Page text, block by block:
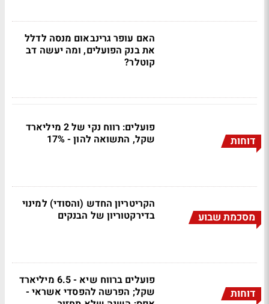
האם עופר גרינבאום מנסה לדלל
את בנק הפועלים, ומה יעשה דב
קוטלר?
דוחות
פועלים: רווח נקי של 2 מיליארד
שקל, התשואה להון - 17%
מסכמת שבוע
הקריטריון החדש (והסודי) למינוי
בדירקטוריון של הבנקים
דוחות
פועלים ברווח שיא - 6.5 מיליארד
שקל; הפרשה להפסדי אשראי -